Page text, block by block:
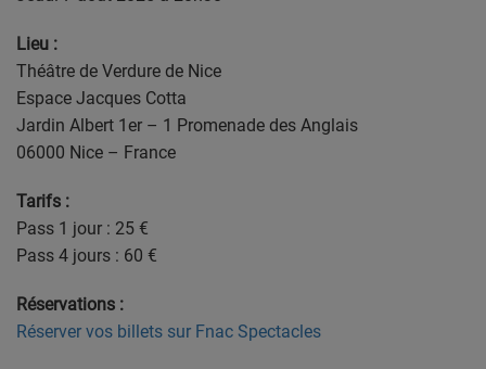
Lieu :
Théâtre de Verdure de Nice
Espace Jacques Cotta
Jardin Albert 1er – 1 Promenade des Anglais
06000 Nice – France
Tarifs :
Pass 1 jour : 25 €
Pass 4 jours : 60 €
Réservations :
Réserver vos billets sur Fnac Spectacles